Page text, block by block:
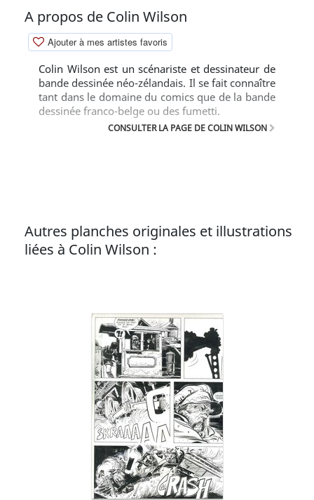
A propos de Colin Wilson
Ajouter à mes artistes favoris
Colin Wilson est un scénariste et dessinateur de
bande dessinée néo-zélandais. Il se fait connaître
tant dans le domaine du comics que de la bande
dessinée franco-belge ou des fumetti.
CONSULTER LA PAGE DE COLIN WILSON
Autres planches originales et illustrations
liées à Colin Wilson :